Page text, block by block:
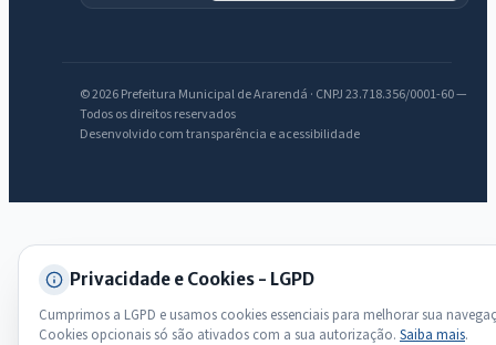
© 2026 Prefeitura Municipal de Ararendá · CNPJ 23.718.356/0001-60 —
Todos os direitos reservados
Desenvolvido com transparência e acessibilidade
Privacidade e Cookies - LGPD
Cumprimos a LGPD e usamos cookies essenciais para melhorar sua
Cookies opcionais só são ativados com a sua autorização. Saiba mais.